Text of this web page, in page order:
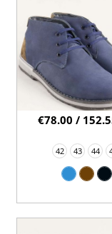
42 43 44
€78.00 /